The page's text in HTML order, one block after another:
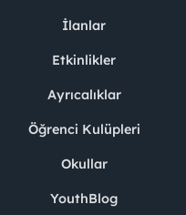
İlanlar
Etkinlikler
Ayrıcalıklar
Öğrenci Kulüpleri
Okullar
YouthBlog